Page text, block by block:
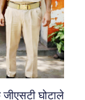
घोटाले